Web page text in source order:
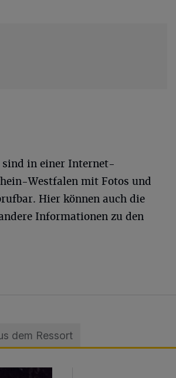
sind in einer Internet-
Westfalen mit Fotos und
Hier können auch die
Informationen zu den
dem Ressort